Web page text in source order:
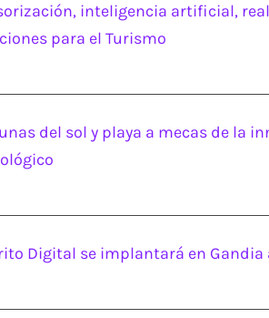
inteligencia artificial,
para el Turismo
del sol y playa a mecas de la
Digital se implantará en Gandia